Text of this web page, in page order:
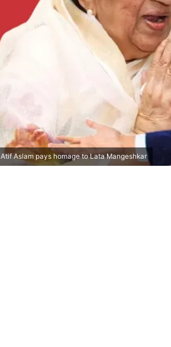
Atif Aslam pays homage to Lata Mangeshkar